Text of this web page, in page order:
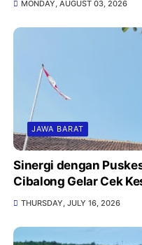
MONDAY, AUGUST 03, 2026
JAWA BARAT
Sinergi dengan
Cibalong Gelar Cek
THURSDAY, JULY 16, 2026